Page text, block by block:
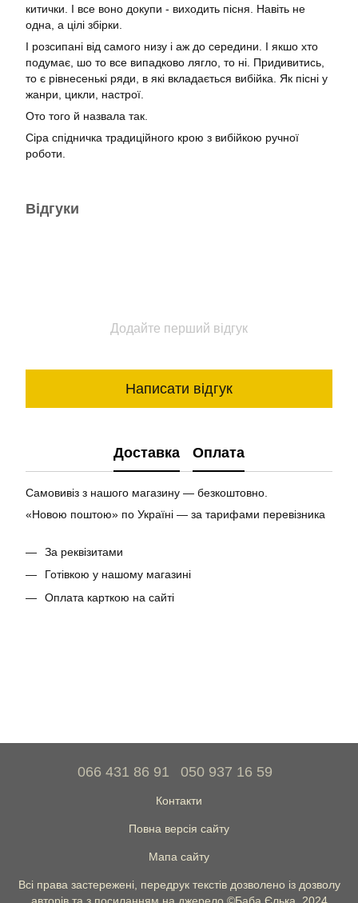
китички. І все воно докупи - виходить пісня. Навіть не
одна, а цілі збірки.
І розсипані від самого низу і аж до середини. І якшо хто
подумає, шо то все випадково лягло, то ні. Придивитись,
то є рівнесенькі ряди, в які вкладається вибійка. Як пісні у
жанри, цикли, настрої.
Ото того й назвала так.
Сіра спідничка традиційного крою з вибійкою ручної
роботи.
Відгуки
Додайте перший відгук
Написати відгук
Доставка Оплата
Самовивіз з нашого магазину — безкоштовно.
«Новою поштою» по Україні — за тарифами перевізника
За реквізитами
Готівкою у нашому магазині
Оплата карткою на сайті
066 431 86 91 050 937 16 59
Контакти
Повна версія сайту
Мапа сайту
Всі права застережені, передрук текстів дозволено із дозволу
авторів та з посиланням на джерело ©Баба Єлька. 2024